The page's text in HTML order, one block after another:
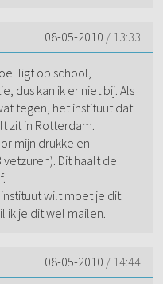
08-05-2010 / 13:33
ligt op school,
dus kan ik er niet bij. Als
tegen, het instituut dat
zit in Rotterdam.
mijn drukke en
Dit haalt de
wilt moet je dit
ik je dit wel mailen.
08-05-2010 / 14:44